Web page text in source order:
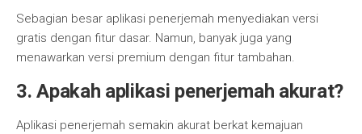
Sebagian besar aplikasi penerjemah menyediakan versi
gratis dengan fitur dasar. Namun, banyak juga yang
menawarkan versi premium dengan fitur tambahan.
3. Apakah aplikasi penerjemah akurat?
Aplikasi penerjemah semakin akurat berkat kemajuan